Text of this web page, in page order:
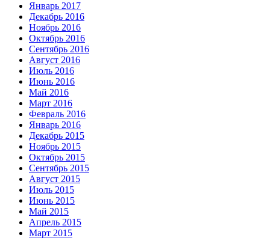
Январь 2017
Декабрь 2016
Ноябрь 2016
Октябрь 2016
Сентябрь 2016
Август 2016
Июль 2016
Июнь 2016
Май 2016
Март 2016
Февраль 2016
Январь 2016
Декабрь 2015
Ноябрь 2015
Октябрь 2015
Сентябрь 2015
Август 2015
Июль 2015
Июнь 2015
Май 2015
Апрель 2015
Март 2015